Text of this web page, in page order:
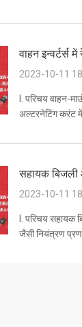
वाहन
2023-10-11
I. परिचय वाहन-
अल्टरनेटिंग करंट में
सहायक बिजली
2023-10-11
I. परिचय सहायक
जैसी नियंत्रण